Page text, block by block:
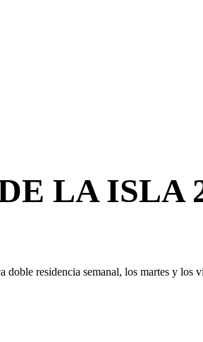
LA ISLA
residencia semanal, los martes y